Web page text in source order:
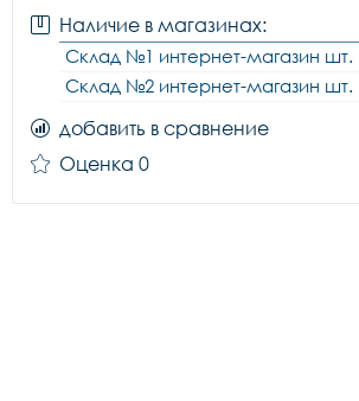
Наличие в магазинах:
Склад №1 интернет-магазин шт.
Склад №2 интернет-магазин шт.
добавить в сравнение
Оценка 0